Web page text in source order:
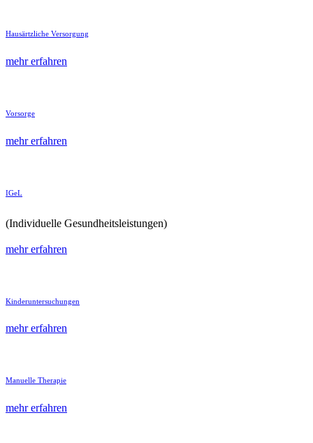
Haus­ärtzliche Versorgung
mehr erfahren
Vorsorge
mehr erfahren
IGeL
(Individuelle Gesundheits­leistungen)
mehr erfahren
Kinder­unter­suchungen
mehr erfahren
Manuelle Therapie
mehr erfahren